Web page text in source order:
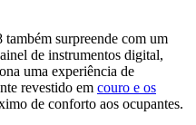
surpreende com um
de instrumentos digital,
uma experiência de
revestido em couro e os
de conforto aos ocupantes.